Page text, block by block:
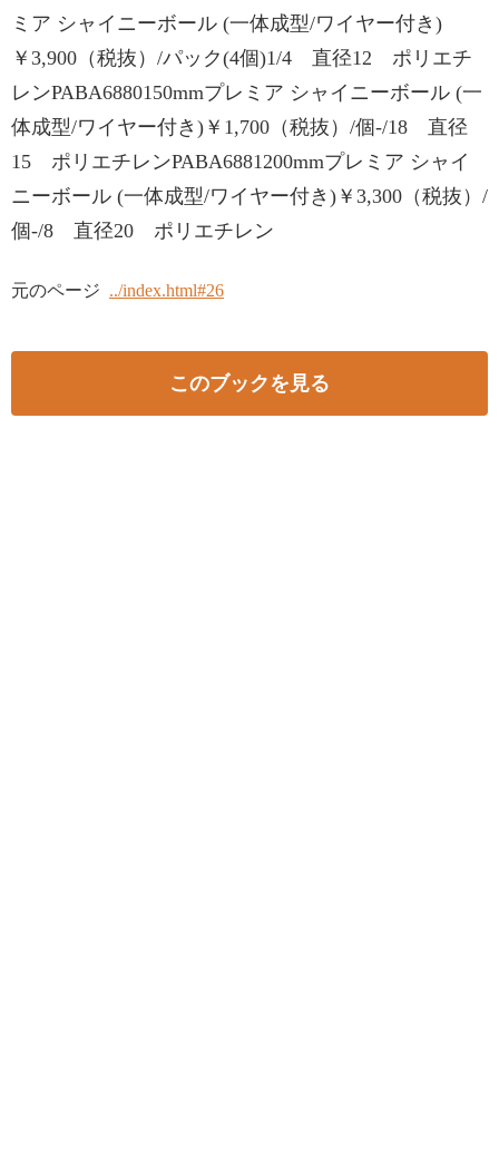
ミア シャイニーボール (一体成型/ワイヤー付き)
￥3,900（税抜）/パック(4個)1/4 直径12 ポリエチ
レンPABA6880150mmプレミア シャイニーボール (一
体成型/ワイヤー付き)￥1,700（税抜）/個-/18 直径
15 ポリエチレンPABA6881200mmプレミア シャイ
ニーボール (一体成型/ワイヤー付き)￥3,300（税抜）/
個-/8 直径20 ポリエチレン
元のページ ../index.html#26
このブックを見る